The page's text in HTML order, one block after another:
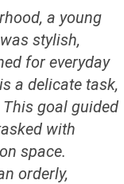
a young
stylish,
for everyday
a delicate task,
goal guided
with
space.
orderly,